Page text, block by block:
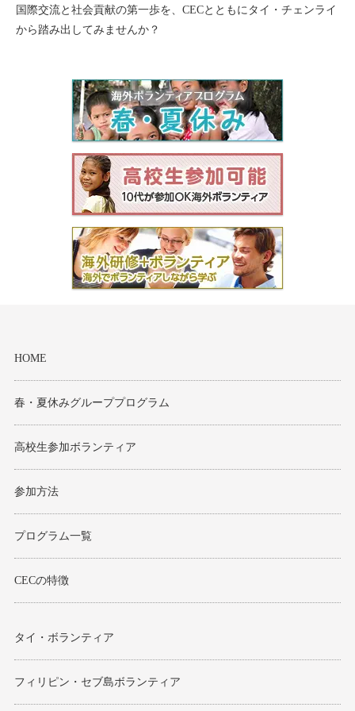
国際交流と社会貢献の第一歩を、CECとともにタイ・チェンライ
から踏み出してみませんか？
HOME
春・夏休みグループプログラム
高校生参加ボランティア
参加方法
プログラム一覧
CECの特徴
タイ・ボランティア
フィリピン・セブ島ボランティア